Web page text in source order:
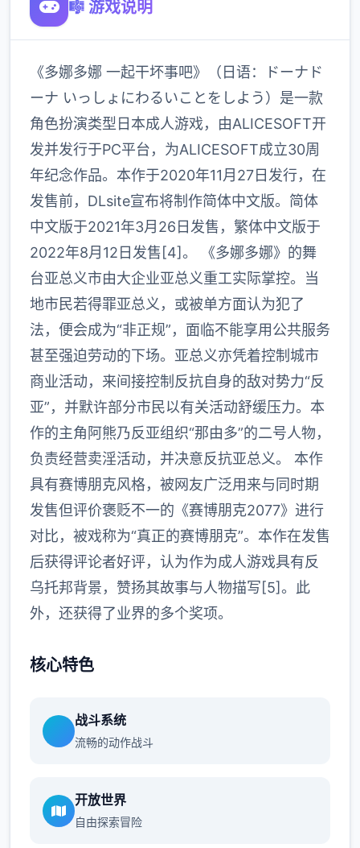
🎼 游戏说明
《多娜多娜 一起干坏事吧》（日语：ドーナド
ーナ いっしょにわるいことをしよう）是一款
角色扮演类型日本成人游戏，由ALICESOFT开
发并发行于PC平台，为ALICESOFT成立30周
年纪念作品。本作于2020年11月27日发行，在
发售前，DLsite宣布将制作简体中文版。简体
中文版于2021年3月26日发售，繁体中文版于
2022年8月12日发售[4]。 《多娜多娜》的舞
台亚总义市由大企业亚总义重工实际掌控。当
地市民若得罪亚总义，或被单方面认为犯了
法，便会成为“非正规”，面临不能享用公共服务
甚至强迫劳动的下场。亚总义亦凭着控制城市
商业活动，来间接控制反抗自身的敌对势力“反
亚”，并默许部分市民以有关活动舒缓压力。本
作的主角阿熊乃反亚组织“那由多”的二号人物，
负责经营卖淫活动，并决意反抗亚总义。 本作
具有赛博朋克风格，被网友广泛用来与同时期
发售但评价褒贬不一的《赛博朋克2077》进行
对比，被戏称为“真正的赛博朋克”。本作在发售
后获得评论者好评，认为作为成人游戏具有反
乌托邦背景，赞扬其故事与人物描写[5]。此
外，还获得了业界的多个奖项。
核心特色
战斗系统
流畅的动作战斗
开放世界
自由探索冒险